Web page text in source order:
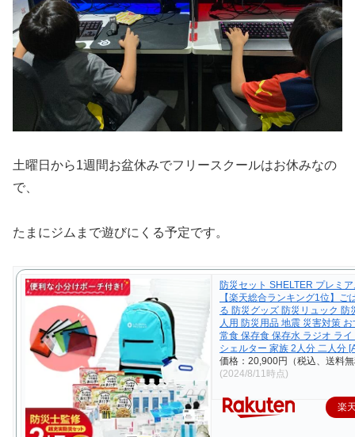
土曜日から1週間お盆休みでフリースクールはお休みなの
で、
たまにジムまで遊びにくる予定です。
防災セット SHELTER プレミ
【楽天総合ランキング1位】ご
る 防災グッズ 防災リュック 防
人用 防災用品 地震 災害対策
常食 保存食 保存水 ラジオ ラ
シェルター 家族 2人分 二人分
価格：20,900円（税込、送料
(2024/8/11時点)
楽